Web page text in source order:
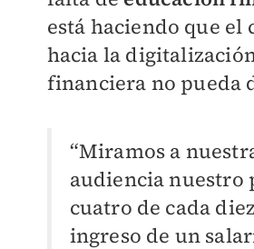
está haciendo que el
hacia la
financiera no pueda
“Miramos a
audiencia nuestro
cuatro de cada
ingreso de un